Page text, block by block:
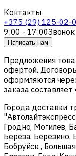
Контакты
+375 (29) 125-02-
9:00 - 17:00
Написать нам
Предложения
офертой.
оформляются
заказа
Города доставки
Гродно, Могилев,
Береза, Березино,
Бобруйск ,